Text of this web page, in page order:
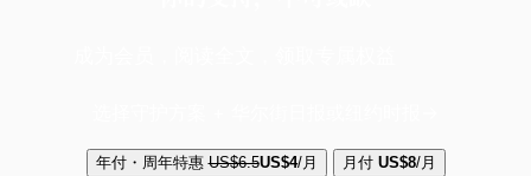
年付・周年特惠 US$6.5US$4/月 月付 US$8/月